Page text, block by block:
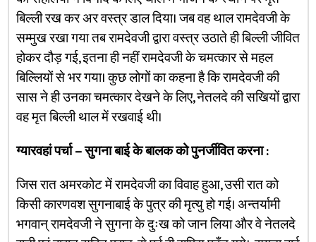
बिल्ली रख कर अर वस्त्र डाल दिया। जब वह थाल रामदेवजी के
सम्मुख रखा गया तब रामदेवजी द्वारा वस्त्र उठाते ही बिल्ली जीवित
होकर दौड़ गई, इतना ही नहीं रामदेवजी के चमत्कार से महल
बिल्लियों से भर गया। कुछ लोगों का कहना है कि रामदेवजी की
सास ने ही उनका चमत्कार देखने के लिए, नेतलदे की सखियों द्वारा
वह मृत बिल्ली थाल में रखवाई थी।
ग्यारवहां पर्चा – सुगना बाई के बालक को पुनर्जीवित करना :
जिस रात अमरकोट में रामदेवजी का विवाह हुआ, उसी रात को
किसी कारणवश सुगनाबाई के पुत्र की मृत्यु हो गई। अन्तर्यामी
भगवान् रामदेवजी ने सुगना के दुःख को जान लिया और वे नेतलदे